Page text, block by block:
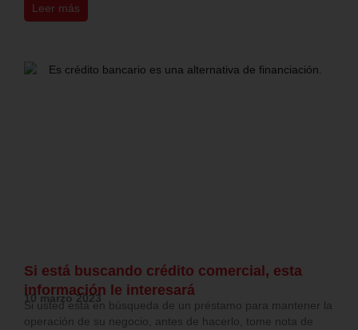
Leer más
Si está buscando crédito comercial, esta
información le interesará
10 marzo 2023
Si usted está en búsqueda de un préstamo para mantener la
operación de su negocio, antes de hacerlo, tome nota de